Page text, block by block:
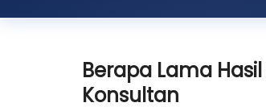
Berapa Lama
Konsultan